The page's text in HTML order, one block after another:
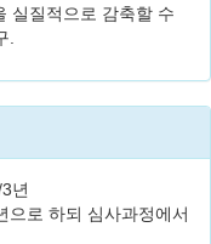
실질적으로 감축할 수
.
년
으로 하되 심사과정에서